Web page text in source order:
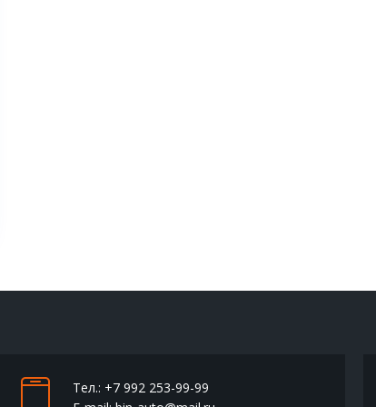
Тел.: +7 992 253-99-99